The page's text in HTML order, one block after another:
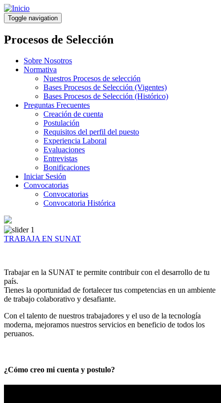
Pasar
al
contenido
principal
Toggle navigation
Procesos de Selección
Sobre Nosotros
Normativa
Nuestros Procesos de selección
Bases Procesos de Selección (Vigentes)
Bases Procesos de Selección (Histórico)
Preguntas Frecuentes
Creación de cuenta
Postulación
Requisitos del perfil del puesto
Experiencia Laboral
Evaluaciones
Entrevistas
Bonificaciones
Iniciar Sesión
Convocatorias
Convocatorias
Convocatoria Histórica
TRABAJA EN SUNAT
Trabajar en la SUNAT te permite contribuir con el desarrollo de tu
país.
Tienes la oportunidad de fortalecer tus competencias en un ambiente
de trabajo colaborativo y desafiante.
Con el talento de nuestros trabajadores y el uso de la tecnología
moderna, mejoramos nuestros servicios en beneficio de todos los
peruanos.
¿Cómo creo mi cuenta y postulo?